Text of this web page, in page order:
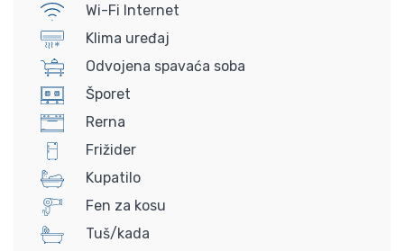
Wi-Fi Internet
Klima uređaj
Odvojena spavaća soba
Šporet
Rerna
Frižider
Kupatilo
Fen za kosu
Tuš/kada